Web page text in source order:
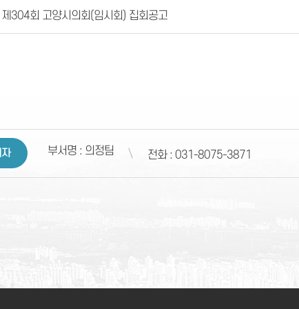
제304회 고양시의회(임시회) 집회공고
부서명 : 의정팀 전화 : 031-8075-3871